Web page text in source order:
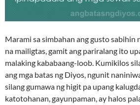
Marami sa simbahan ang gusto sabihin
na mailigtas, gamit ang pariralang ito
malaking kababaang-loob. Kumikilos
ang mga batas ng Diyos, ngunit
silang gumawa ng higit pa upang
katotohanan, gayunpaman, ay halos